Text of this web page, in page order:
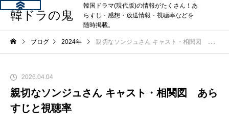
韓ドラの鬼
韓国ドラマ(現代版)の情報がたくさん！あ
らすじ・感想・放送情報・視聴率などを
随時掲載。
ブログ 2024年 親切なソンジュさん キャスト・相関図 あらすじと視聴率
2026.04.04
親切なソンジュさん キャスト・相関図 あら
すじと視聴率